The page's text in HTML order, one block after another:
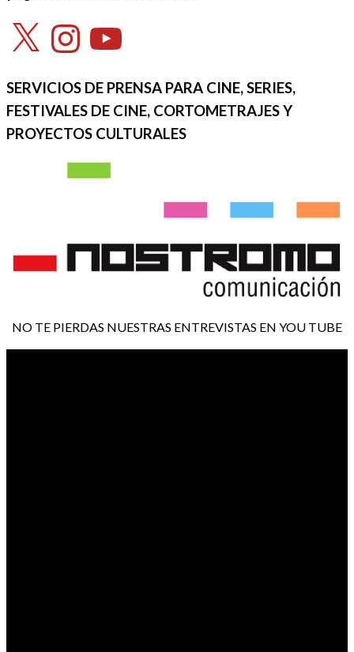
X InstagramYouTube
SERVICIOS DE PRENSA PARA CINE, SERIES,
FESTIVALES DE CINE, CORTOMETRAJES Y
PROYECTOS CULTURALES
NO TE PIERDAS NUESTRAS ENTREVISTAS EN YOU TUBE